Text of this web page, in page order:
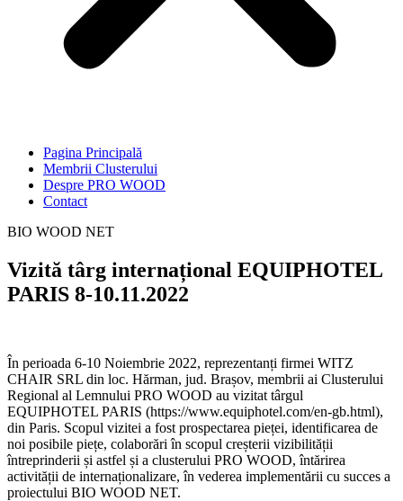
Pagina Principală
Membrii Clusterului
Despre PRO WOOD
Contact
BIO WOOD NET
Vizită târg internațional EQUIPHOTEL
PARIS 8-10.11.2022
În perioada 6-10 Noiembrie 2022, reprezentanți firmei WITZ
CHAIR SRL din loc. Hărman, jud. Brașov, membrii ai Clusterului
Regional al Lemnului PRO WOOD au vizitat târgul
EQUIPHOTEL PARIS (https://www.equiphotel.com/en-gb.html),
din Paris. Scopul vizitei a fost prospectarea pieței, identificarea de
noi posibile piețe, colaborări în scopul creșterii vizibilității
întreprinderii și astfel și a clusterului PRO WOOD, întărirea
activității de internaționalizare, în vederea implementării cu succes a
proiectului BIO WOOD NET.